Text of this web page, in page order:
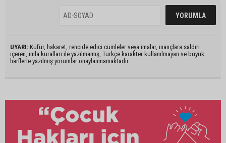
UYARI: Küfür, hakaret, rencide edici cümleler veya imalar, inançlara saldırı
içeren, imla kuralları ile yazılmamış, Türkçe karakter kullanılmayan ve büyük
harflerle yazılmış yorumlar onaylanmamaktadır.